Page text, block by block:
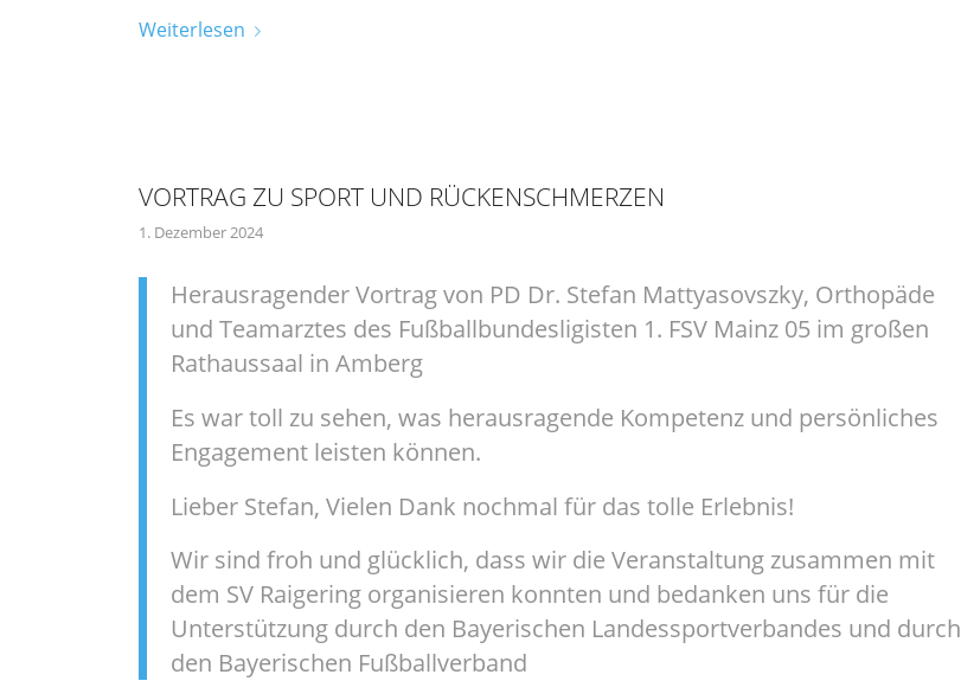
Weiterlesen
VORTRAG ZU SPORT UND RÜCKENSCHMERZEN
1. Dezember 2024
Herausragender Vortrag von PD Dr. Stefan Mattyasovszky, Orthopäde
und Teamarztes des Fußballbundesligisten 1. FSV Mainz 05 im großen
Rathaussaal in Amberg
Es war toll zu sehen, was herausragende Kompetenz und persönliches
Engagement leisten können.
Lieber Stefan, Vielen Dank nochmal für das tolle Erlebnis!
Wir sind froh und glücklich, dass wir die Veranstaltung zusammen mit
dem SV Raigering organisieren konnten und bedanken uns für die
Unterstützung durch den Bayerischen Landessportverbandes und durch
den Bayerischen Fußballverband